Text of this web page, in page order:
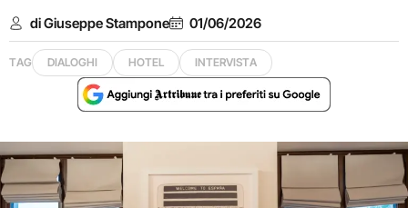
di Giuseppe Stampone 01/06/2026
TAG DIALOGHI HOTEL INTERVISTA